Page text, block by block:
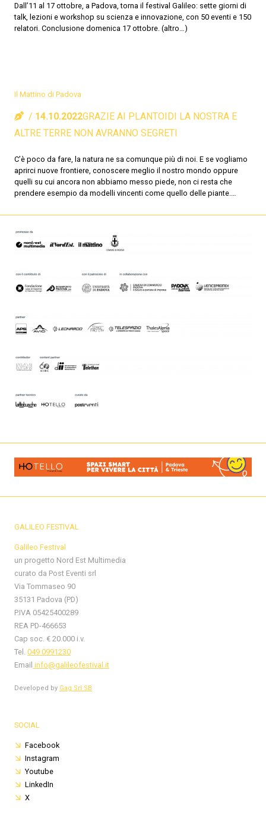
Dall’11 al 17 ottobre, a Padova, torna il festival Galileo: sette giorni di
talk, lezioni e workshop su scienza e innovazione, con 50 eventi e 150
relatori. Conclusione domenica 17 ottobre. (altro…)
Il Mattino di Padova
14.10.2022GRAZIE AI PLANTOIDI LA NOSTRA E
ALTRE TERRE NON AVRANNO SEGRETI
C’è poco da fare, la natura ne sa comunque più di noi. E se vogliamo
aprirci nuove frontiere, conoscere meglio il nostro mondo oppure
quelli su cui ancora non abbiamo messo piede, non ci resta che
prendere esempio da modelli vincenti come quello delle piante.…
GALILEO FESTIVAL
Galileo Festival
un progetto Nord Est Multimedia
curato da Post Eventi srl
Via Tommaseo 90
35131 Padova (PD)
P.IVA 05425400289
REA PD-466653
Cap soc. € 20.000 i.v.
Tel. 049 0991230
Email info@galileofestival.it
Developed by Gag Srl SB
SOCIAL
Facebook
Instagram
Youtube
LinkedIn
X